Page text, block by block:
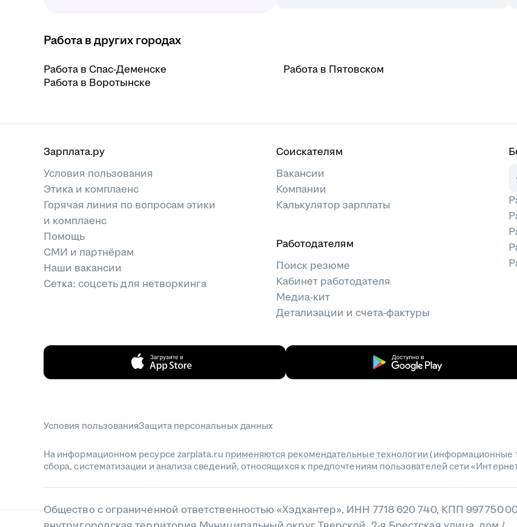
Работа в других городах
Работа в Спас-Деменске
Работа в Пятовском
Работа в Воротынске
Зарплата.ру
Условия пользования
Этика и комплаенс
Горячая линия по вопросам этики
и комплаенс
Помощь
СМИ и партнёрам
Наши вакансии
Сетка: соцсеть для нетворкинга
Соискателям
Вакансии
Компании
Калькулятор зарплаты
Работодателям
Поиск резюме
Кабинет работодателя
Медиа-кит
Детализации и счета-фактуры
Условия пользованияЗащита персональных данных
На информационном ресурсе zarplata.ru применяются рекомендательные технологии (информационные
сбора, систематизации и анализа сведений, относящихся к предпочтениям пользователей сети
Общество с ограниченной ответственностью «Хэдхантер», ИНН 7718 620 740, КПП 997 750